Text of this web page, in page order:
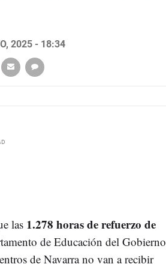
2025 - 18:34
las 1.278 horas de refuerzo de
de Educación del Gobierno
de Navarra no van a recibir